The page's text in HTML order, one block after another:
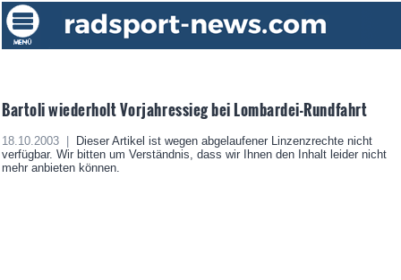
Bartoli wiederholt Vorjahressieg bei Lombardei-Rundfahrt
18.10.2003 |
Dieser Artikel ist wegen abgelaufener Linzenzrechte nicht
verfügbar. Wir bitten um Verständnis, dass wir Ihnen den Inhalt leider nicht
mehr anbieten können.